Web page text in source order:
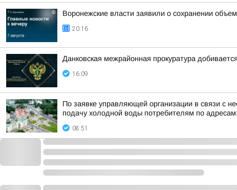
Воронежские власти заявили о сохранении
20:16
Данковская межрайонная прокуратура
16:09
По заявке управляющей организации в связи с
подачу холодной воды потребителям по адресам:
08:51